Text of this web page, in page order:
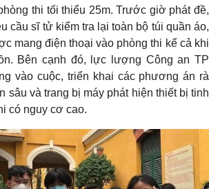
thi tối thiểu 25m. Trước giờ phát đề,
cầu sĩ tử kiểm tra lại toàn bộ túi quần áo,
mang điện thoại vào phòng thi kể cả khi
Bên cạnh đó, lực lượng Công an TP
vào cuộc, triển khai các phương án rà
sâu và trang bị máy phát hiện thiết bị tinh
có nguy cơ cao.